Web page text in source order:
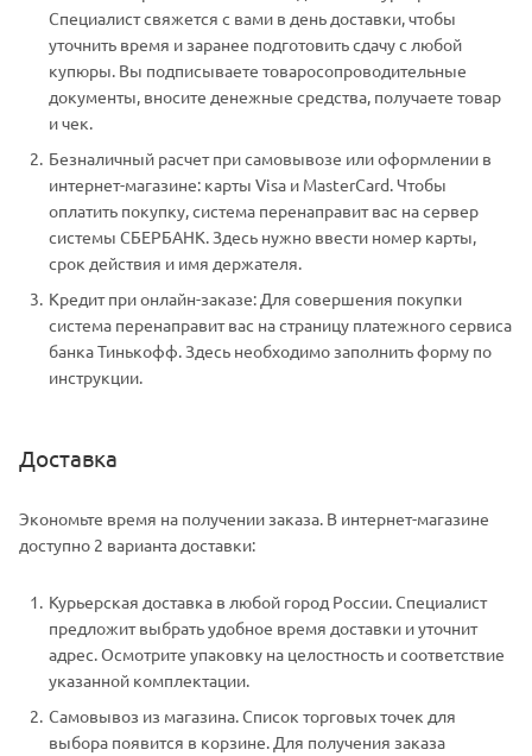
Специалист свяжется с вами в день доставки, чтобы
уточнить время и заранее подготовить сдачу с любой
купюры. Вы подписываете товаросопроводительные
документы, вносите денежные средства, получаете товар
и чек.
Безналичный расчет при самовывозе или оформлении в
интернет-магазине: карты Visa и MasterCard. Чтобы
оплатить покупку, система перенаправит вас на сервер
системы СБЕРБАНК. Здесь нужно ввести номер карты,
срок действия и имя держателя.
Кредит при онлайн-заказе: Для совершения покупки
система перенаправит вас на страницу платежного сервиса
банка Тинькофф. Здесь необходимо заполнить форму по
инструкции.
Доставка
Экономьте время на получении заказа. В интернет-магазине
доступно 2 варианта доставки:
Курьерская доставка в любой город России. Специалист
предложит выбрать удобное время доставки и уточнит
адрес. Осмотрите упаковку на целостность и соответствие
указанной комплектации.
Самовывоз из магазина. Список торговых точек для
выбора появится в корзине. Для получения заказа